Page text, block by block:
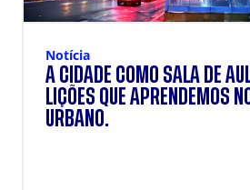
Notícia
A CIDADE COMO SALA DE
LIÇÕES QUE APRENDEMOS
URBANO.